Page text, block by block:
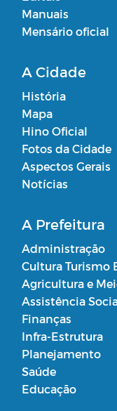
Manuais
Mensário oficial
A Cidade
História
Mapa
Hino Oficial
Fotos da Cidade
Aspectos Gerais
Notícias
A Prefeitura
Administração
Cultura Turismo
Agricultura e
Assistência
Finanças
Infra-Estrutura
Planejamento
Saúde
Educação